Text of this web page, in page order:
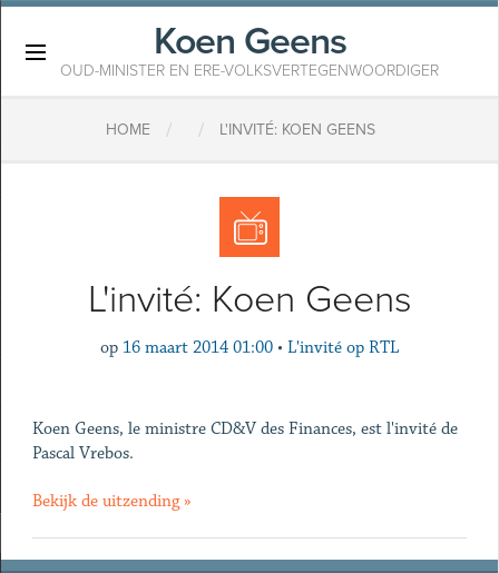
Koen Geens
OUD-MINISTER EN ERE-VOLKSVERTEGENWOORDIGER
HOME / / L'INVITÉ: KOEN GEENS
L'invité: Koen Geens
op 16 maart 2014 01:00 • L'invité op RTL
Koen Geens, le ministre CD&V des Finances, est l'invité de
Pascal Vrebos.
Bekijk de uitzending »